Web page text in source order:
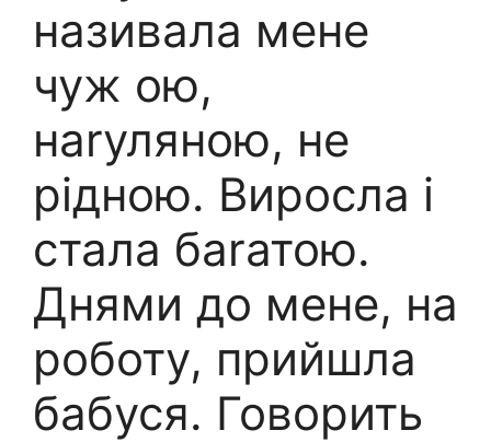
називала мене
чуж ою,
наrуляною, не
рідною. Виросла і
стала баrатою.
Днями до мене, на
роботу, прийшла
бабуся. Говорить